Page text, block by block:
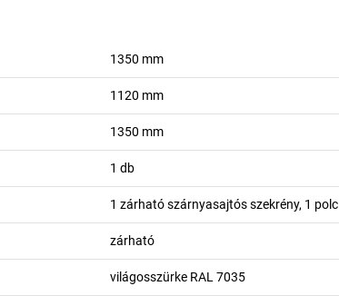
1350 mm
1120 mm
1350 mm
1 db
1 zárható szárnyasajtós szekrény, 1 polc
zárható
világosszürke RAL 7035